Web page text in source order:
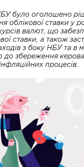
було оголошено
облікової ставки у
валют, що
ставки, а також
з боку НБУ та в
до збереження
процесів.